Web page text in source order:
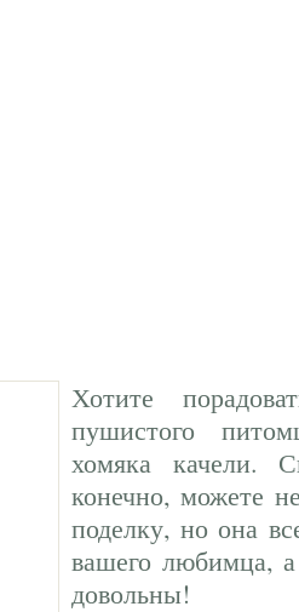
Хотите
пушистого
хомяка качели.
конечно, можете
поделку, но она
вашего любимца,
довольны!